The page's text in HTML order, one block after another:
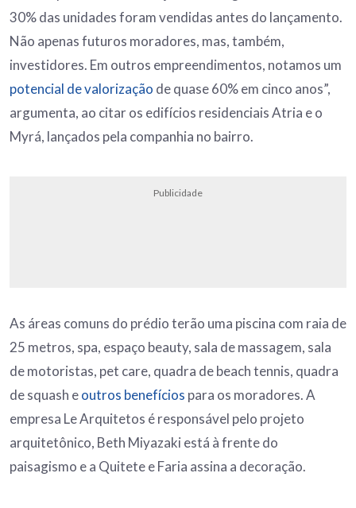
30% das unidades foram vendidas antes do lançamento.
Não apenas futuros moradores, mas, também,
investidores. Em outros empreendimentos, notamos um
potencial de valorização de quase 60% em cinco anos”,
argumenta, ao citar os edifícios residenciais Atria e o
Myrá, lançados pela companhia no bairro.
Publicidade
As áreas comuns do prédio terão uma piscina com raia de
25 metros, spa, espaço beauty, sala de massagem, sala
de motoristas, pet care, quadra de beach tennis, quadra
de squash eoutros benefícios para os moradores. A
empresa Le Arquitetos é responsável pelo projeto
arquitetônico, Beth Miyazaki está à frente do
paisagismo e a Quitete e Faria assina a decoração.